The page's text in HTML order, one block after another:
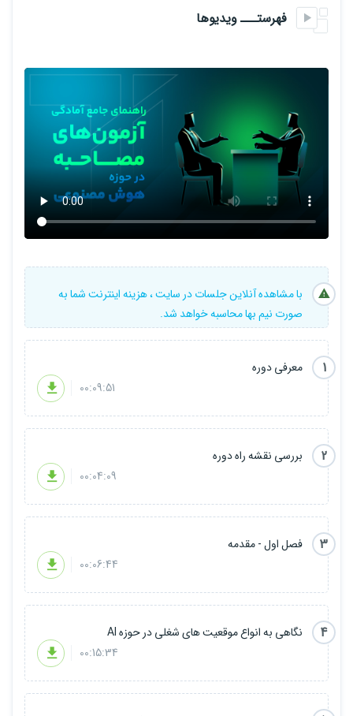
رفتاری و موقعیتی و نکات پس از مصاحبه پرداخته میشود. در بخش
سوالات تئوری، نمونه سوالات تئوری رایج مصاحبه های مربوطه با
داده و الگوریتم‌ها، پیاده‌سازی الگوریتم‌های پایه ML، استفاده از
کتابخانه‌های مرسوم این حوزه مورد بررسی قرار می‌گیرد.
این دوره بر آمادگی کامل برای مصاحبه‌های AI و ML تمرکز دارد و با ترکیب
دانش تئوری، مهارت‌های عملی کدنویسی و بررسی نکات مهم، به
موفقیت شما در جهت آمادگی برای جلسات مصاحبه کمک خواهد کرد.
جهت کسب اطلاعات بیشتر در رابطه با این دوره، لطفا جلسه ی معرفی
سرفصل های دوره :
فصل1 : مفاهیم مقدماتی
فصل2: راهنمای جامع رزومه نویسی
فصل3: بررسی نکات جامع پیرامون شرکت در جلسه مصاحبه
فصل4: نمونه سوالات تئوری
فصل5: نمونه سوالات برنامه نویسی
فهرستـــ ویدیوها
با مشاهده آنلاین جلسات در سایت ، هزینه اینترنت شما به
صورت نیم بها محاسبه خواهد شد.
1
معرفی دوره
00:09:51
2
بررسی نقشه راه دوره
00:04:09
3
فصل اول - مقدمه
00:06:44
4
نگاهی به انواع موقعیت های شغلی در حوزه AI
00:15:34